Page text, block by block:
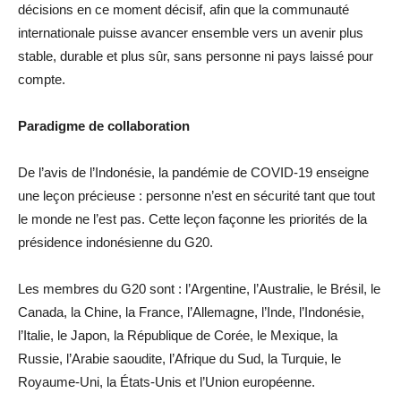
décisions en ce moment décisif, afin que la communauté
internationale puisse avancer ensemble vers un avenir plus
stable, durable et plus sûr, sans personne ni pays laissé pour
compte.
Paradigme de collaboration
De l’avis de l’Indonésie, la pandémie de COVID-19 enseigne
une leçon précieuse : personne n’est en sécurité tant que tout
le monde ne l’est pas. Cette leçon façonne les priorités de la
présidence indonésienne du G20.
Les membres du G20 sont : l’Argentine, l’Australie, le Brésil, le
Canada, la Chine, la France, l’Allemagne, l’Inde, l’Indonésie,
l’Italie, le Japon, la République de Corée, le Mexique, la
Russie, l’Arabie saoudite, l’Afrique du Sud, la Turquie, le
Royaume-Uni, la États-Unis et l’Union européenne.